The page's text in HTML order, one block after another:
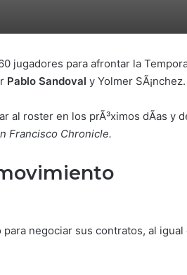
jugadores para afrontar la
Pablo Sandoval y Yolmer SÃ¡nchez.
al roster en los prÃ³ximos dÃ­as y
Francisco Chronicle.
negociar sus contratos, al igual